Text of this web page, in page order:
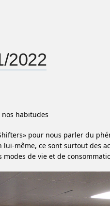
2022
habitudes
pour nous parler du
même, ce sont surtout des
de vie et de